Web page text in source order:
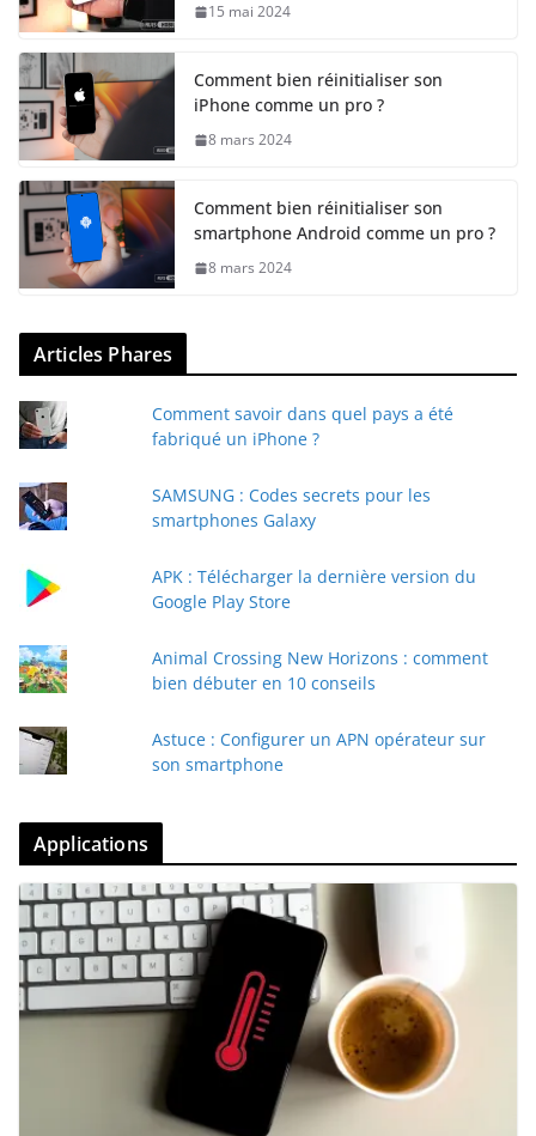
15 mai 2024
Comment bien réinitialiser son
iPhone comme un pro ?
8 mars 2024
Comment bien réinitialiser son
smartphone Android comme un pro ?
8 mars 2024
Articles Phares
Comment savoir dans quel pays a été
fabriqué un iPhone ?
SAMSUNG : Codes secrets pour les
smartphones Galaxy
APK : Télécharger la dernière version du
Google Play Store
Animal Crossing New Horizons : comment
bien débuter en 10 conseils
Astuce : Configurer un APN opérateur sur
son smartphone
Applications